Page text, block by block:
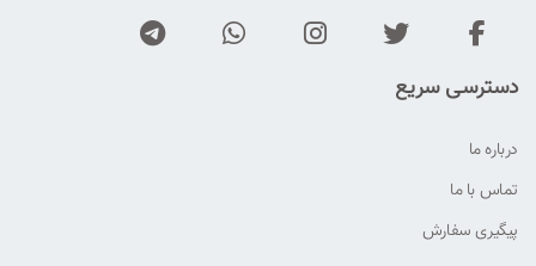
دسترسی سریع
درباره ما
تماس با ما
پیگیری سفارش